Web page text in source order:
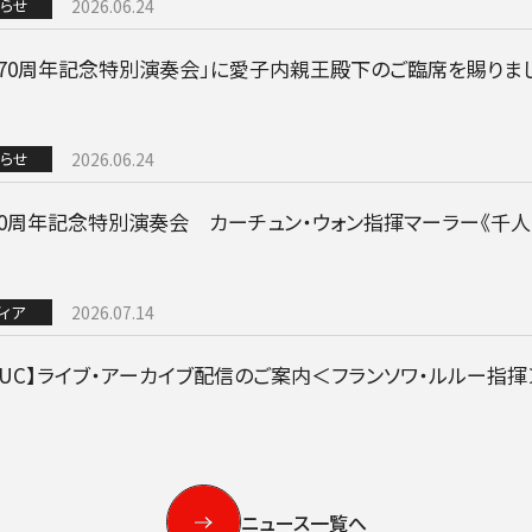
音楽でつながる現場から
グッズ／CD・配信
せ 2026.06.24
周年記念特別演奏会」に愛子内親王殿下のご臨席を賜りま
せ 2026.06.24
年記念特別演奏会 カーチュン・ウォン指揮マーラー《千
ア 2026.07.14
】ライブ・アーカイブ配信のご案内＜フランソワ・ルルー指
ニュース一覧へ